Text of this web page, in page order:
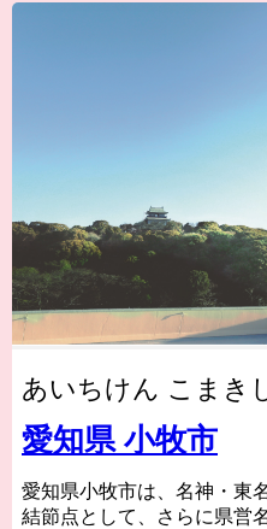
あいちけん こまき
愛知県 小牧市
愛知県小牧市は、名神・東
結節点として、さらに県営